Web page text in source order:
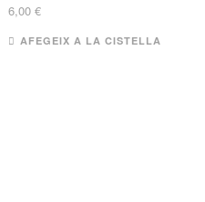
6,00€
AFEGEIX A LA CISTELLA